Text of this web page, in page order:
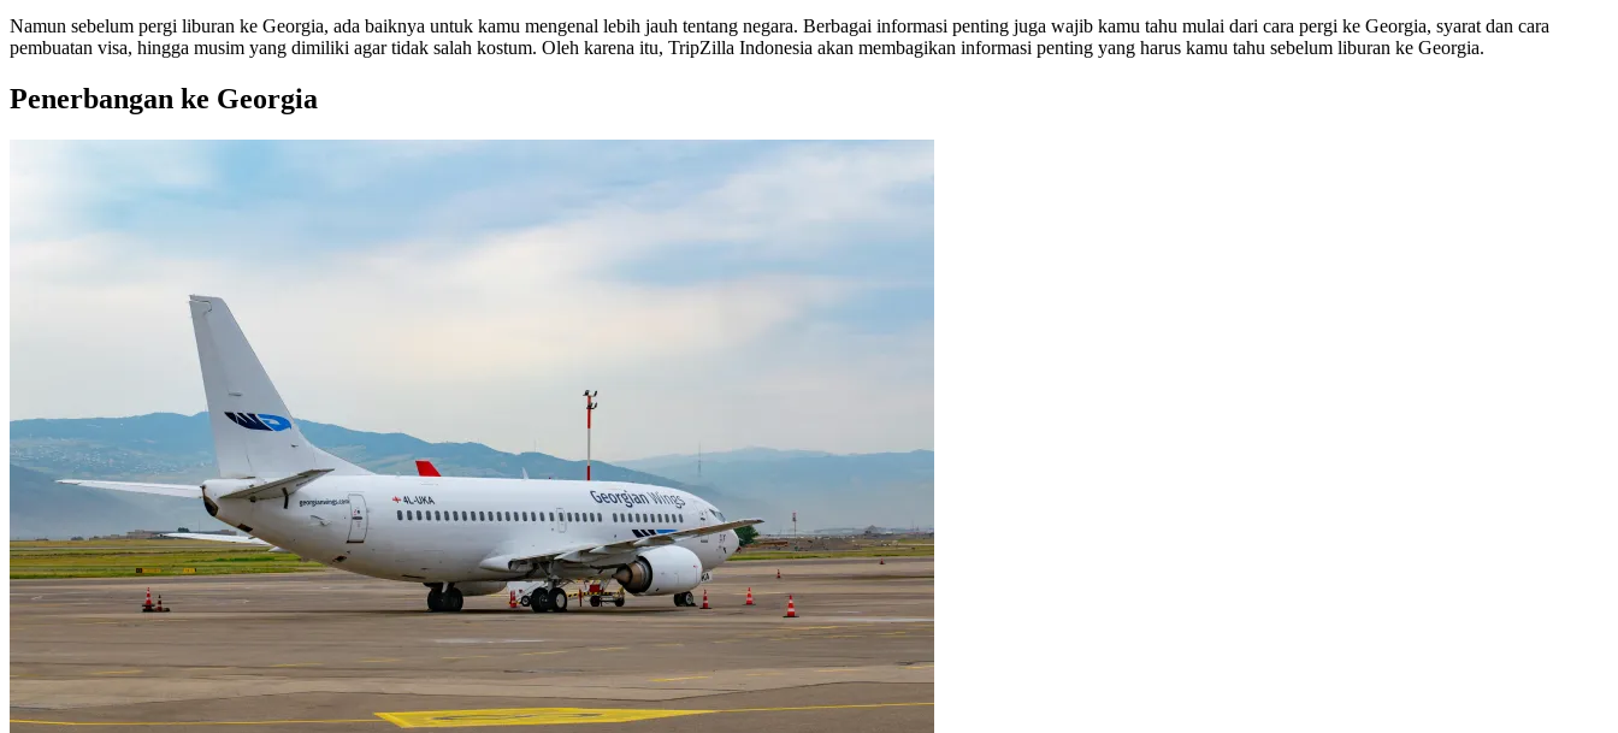
Namun sebelum pergi liburan ke Georgia, ada baiknya untuk kamu mengenal lebih jauh tentang negara. Berbagai informasi penting juga wajib kamu tahu mulai dari cara pergi ke Georgia, syarat dan cara
pembuatan visa, hingga musim yang dimiliki agar tidak salah kostum. Oleh karena itu, TripZilla Indonesia akan membagikan informasi penting yang harus kamu tahu sebelum liburan ke Georgia.
Penerbangan ke Georgia